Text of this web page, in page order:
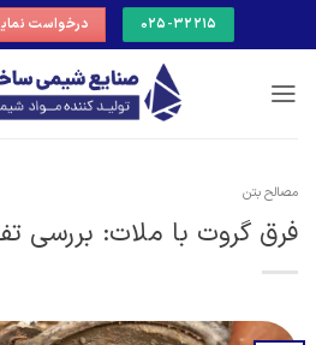
to
025-32215 درخواست
مصالح بتن
فرق گروت با ملات: بررسی